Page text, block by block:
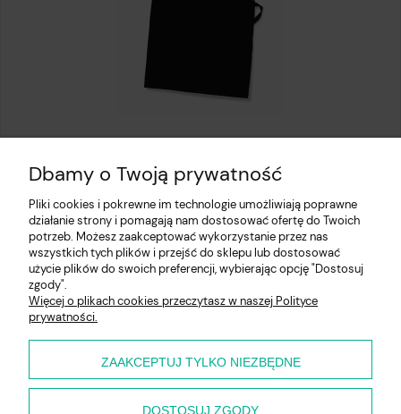
Fartuch kuchenny czarny
Pomoc
Moje konto
Płatności i dostawa
Dbamy o Twoją prywatność
Pliki cookies i pokrewne im technologie umożliwiają poprawne
działanie strony i pomagają nam dostosować ofertę do Twoich
potrzeb. Możesz zaakceptować wykorzystanie przez nas
wszystkich tych plików i przejść do sklepu lub dostosować
użycie plików do swoich preferencji, wybierając opcję "Dostosuj
zgody".
Więcej o plikach cookies przeczytasz w naszej Polityce
prywatności.
ZAAKCEPTUJ TYLKO NIEZBĘDNE
DOSTOSUJ ZGODY